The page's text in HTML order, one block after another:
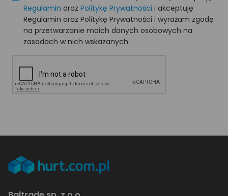
Regulamin oraz Politykę Prywatności i akceptuję
Regulamin oraz Politykę Prywatności i wyrażam zgodę
na przetwarzanie moich danych osobowych na
zasadach w nich wskazanych.